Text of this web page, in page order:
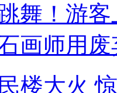
舞！游客
画师用
楼大火